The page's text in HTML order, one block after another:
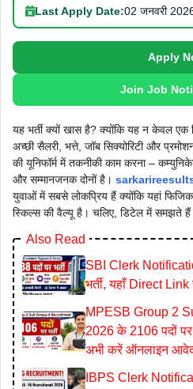
Last Apply Date:02 जनवरी
Apply
Join Job
यह भर्ती क्यों खास है? क्योंकि यह न केवल एक
अच्छी सैलरी, भत्ते, जॉब सिक्योरिटी और
की यूनिफॉर्म में तकनीकी काम करना –
और सम्मानजनक दोनों है।
युवाओं में सबसे लोकप्रिय हैं क्योंकि यहां
स्किल्स की वैल्यू है। चलिए, डिटेल में समझते
Also Read
SBI Clerk
भर्ती, यहाँ Direct
MPESB Group 2
2026 के 2106 पदों पर
अभी करें ऑनलाइन
IBPS Clerk